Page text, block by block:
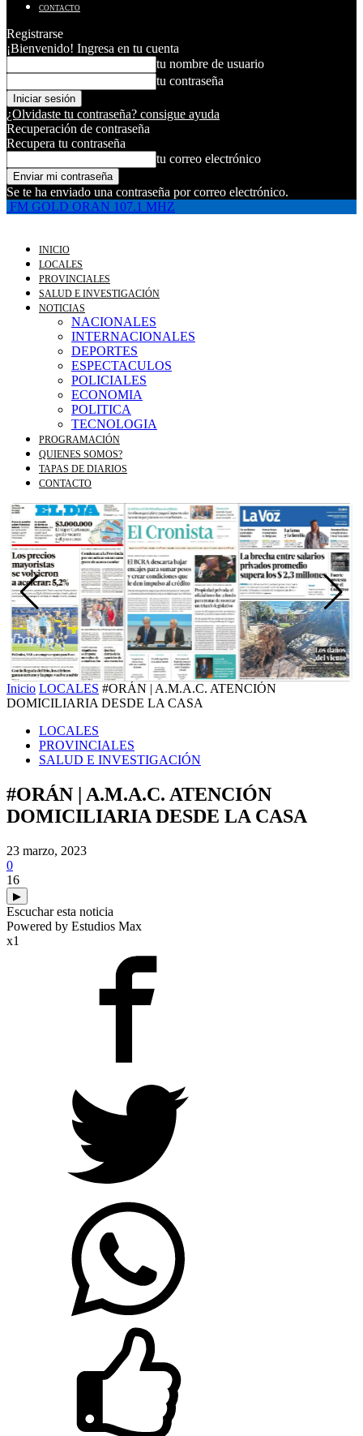
CONTACTO
Registrarse
¡Bienvenido! Ingresa en tu cuenta
tu nombre de usuario
tu contraseña
¿Olvidaste tu contraseña? consigue ayuda
Recuperación de contraseña
Recupera tu contraseña
tu correo electrónico
Se te ha enviado una contraseña por correo electrónico.
FM GOLD ORAN 107.1 MHZ
INICIO
LOCALES
PROVINCIALES
SALUD E INVESTIGACIÓN
NOTICIAS
NACIONALES
INTERNACIONALES
DEPORTES
ESPECTACULOS
POLICIALES
ECONOMIA
POLITICA
TECNOLOGIA
PROGRAMACIÓN
QUIENES SOMOS?
TAPAS DE DIARIOS
CONTACTO
Inicio LOCALES #ORÁN | A.M.A.C. ATENCIÓN
DOMICILIARIA DESDE LA CASA
LOCALES
PROVINCIALES
SALUD E INVESTIGACIÓN
#ORÁN | A.M.A.C. ATENCIÓN
DOMICILIARIA DESDE LA CASA
23 marzo, 2023
0
16
▶
Escuchar esta noticia
Powered by Estudios Max
x1